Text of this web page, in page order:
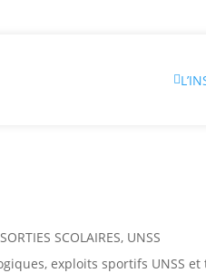
SORTIES SCOLAIRES, UNSS
exploits sportifs UNSS